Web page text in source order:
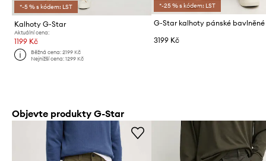
*-5 % s kódem: LST
Kalhoty G-Star
Aktuální cena:
1199 Kč
Běžná cena:2199 Kč
Nejnižší cena:1299 Kč
*-25 % s kódem: LST
3199 Kč
Objevte produkty G-Star